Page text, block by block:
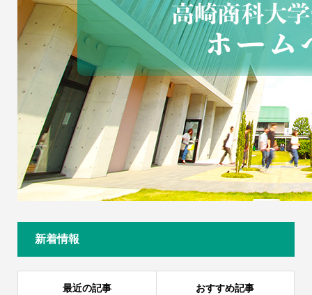
新着情報
最近の記事 おすすめ記事